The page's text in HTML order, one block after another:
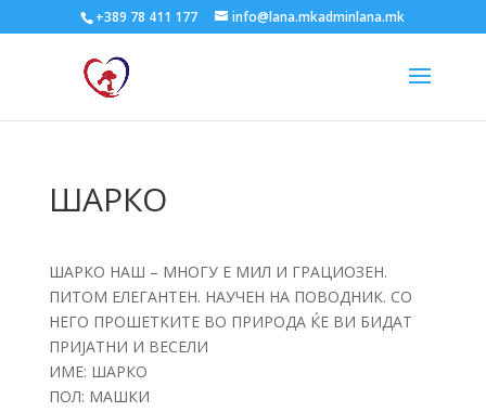
+389 78 411 177 info@lana.mkadminlana.mk
ШАРКО
ШАРКО НАШ – МНОГУ Е МИЛ И ГРАЦИОЗЕН.
ПИТОМ ЕЛЕГАНТЕН. НАУЧЕН НА ПОВОДНИК. СО
НЕГО ПРОШЕТКИТЕ ВО ПРИРОДА ЌЕ ВИ БИДАТ
ПРИЈАТНИ И ВЕСЕЛИ
ИМЕ: ШАРКО
ПОЛ: МАШКИ